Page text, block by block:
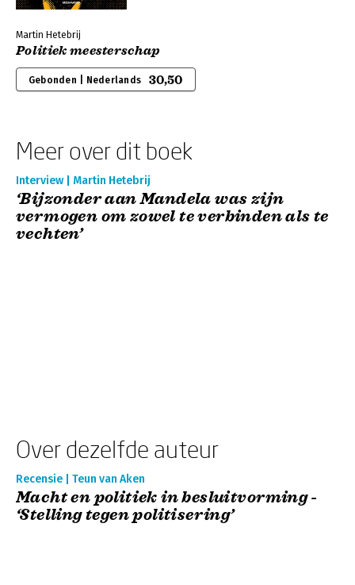
Martin Hetebrij
Politiek meesterschap
Gebonden | Nederlands 30,50
Meer over dit boek
Interview | Martin Hetebrij
‘Bijzonder aan Mandela was zijn
vermogen om zowel te verbinden als te
vechten’
Over dezelfde auteur
Recensie | Teun van Aken
Macht en politiek in besluitvorming -
‘Stelling tegen politisering’